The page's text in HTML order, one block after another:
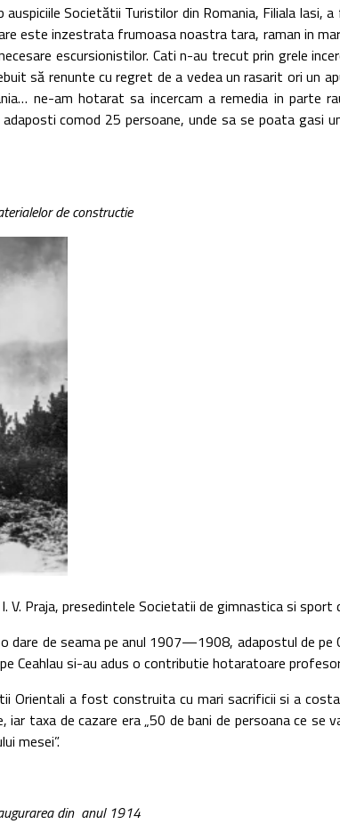
Societătii Turistilor din Romania, Filiala Iasi, a
este inzestrata frumoasa noastra tara, raman in
escursionistilor. Cati n-au trecut prin grele
să renunte cu regret de a vedea un rasarit ori un
ne-am hotarat sa incercam a remedia in parte
comod 25 persoane, unde sa se poata gasi
de constructie
V. Praja, presedintele Societatii de gimnastica si
seama pe anul 1907—1908, adapostul de pe
Ceahlau si-au adus o contributie hotaratoare
a fost construita cu mari sacrificii si a costat
iar taxa de cazare era „50 de bani de persoana ce
mesei”.
din anul 1914